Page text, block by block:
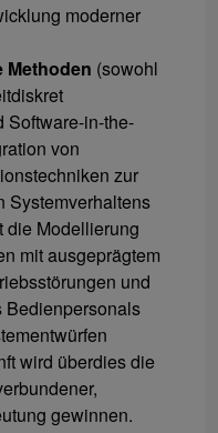
moderner
Methoden (sowohl
Software-in-the-
von
zur
Systemverhaltens
die Modellierung
mit ausgeprägtem
und
Bedienpersonals
wird überdies die
gewinnen.